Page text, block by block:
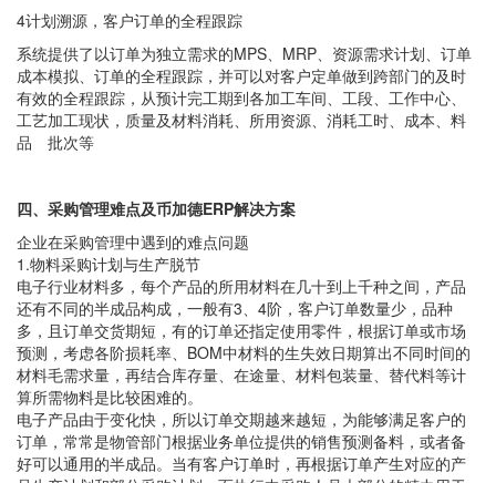
4计划溯源，客户订单的全程跟踪
系统提供了以订单为独立需求的MPS、MRP、资源需求计划、订单
成本模拟、订单的全程跟踪，并可以对客户定单做到跨部门的及时
有效的全程跟踪，从预计完工期到各加工车间、工段、工作中心、
工艺加工现状，质量及材料消耗、所用资源、消耗工时、成本、料
品 批次等
四、采购管理难点及币加德ERP解决方案
企业在采购管理中遇到的难点问题
1.物料采购计划与生产脱节
电子行业材料多，每个产品的所用材料在几十到上千种之间，产品
还有不同的半成品构成，一般有3、4阶，客户订单数量少，品种
多，且订单交货期短，有的订单还指定使用零件，根据订单或市场
预测，考虑各阶损耗率、BOM中材料的生失效日期算出不同时间的
材料毛需求量，再结合库存量、在途量、材料包装量、替代料等计
算所需物料是比较困难的。
电子产品由于变化快，所以订单交期越来越短，为能够满足客户的
订单，常常是物管部门根据业务单位提供的销售预测备料，或者备
好可以通用的半成品。当有客户订单时，再根据订单产生对应的产